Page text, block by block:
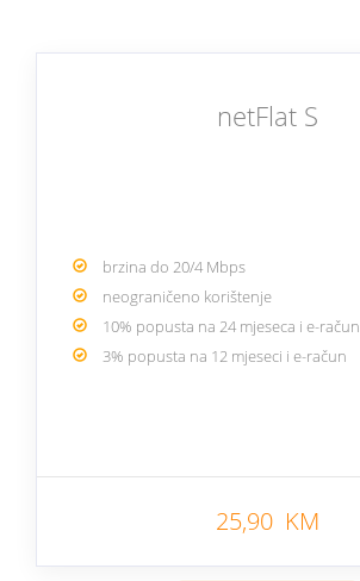
netFlat S
brzina do 20/4 Mbps
neograničeno korištenje
10% popusta na 24 mjeseca i e-račun
3% popusta na 12 mjeseci i e-račun
25,90 KM